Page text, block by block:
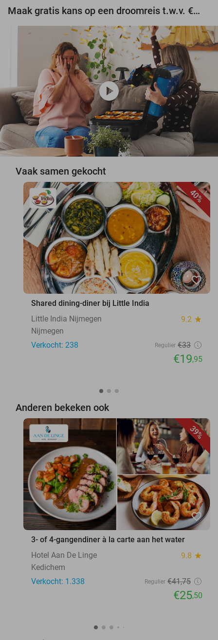
Maak gratis kans op een droomreis t.w.v. €3.000!
play_circle
Vaak samen gekocht
40%
favorite_border
Shared dining-diner bij Little India
Little India Nijmegen
9.2 star
Nijmegen
Verkocht: 238
Regulier €33
€19,95
Anderen bekeken ook
39%
favorite_border
3- of 4-gangendiner à la carte aan het water
Hotel Aan De Linge
9.8 star
Kedichem
Verkocht: 1.338
Regulier €41,75
€25,50